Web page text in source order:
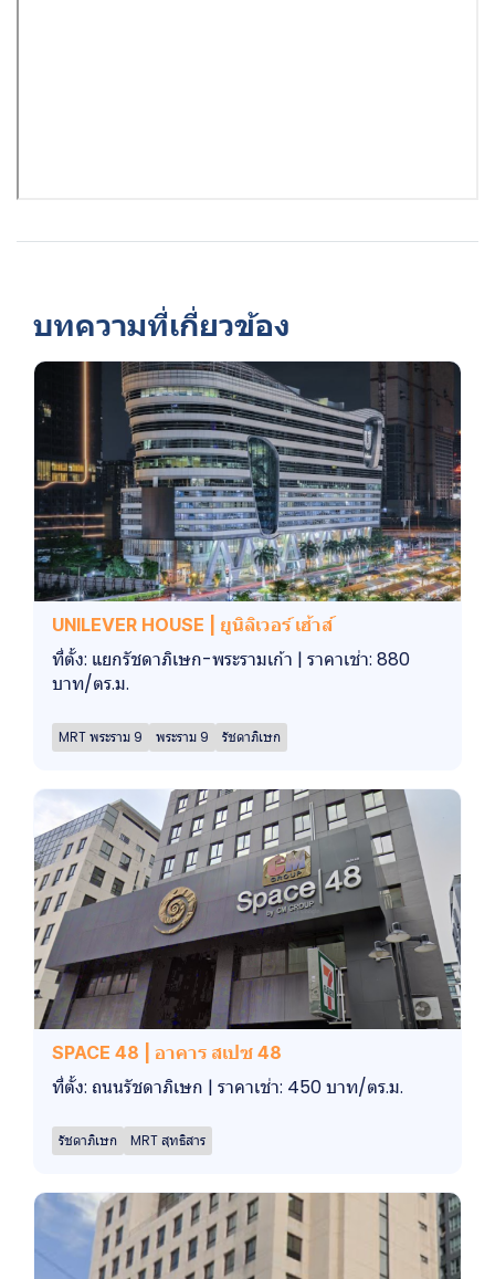
บทความที่เกี่ยวข้อง
UNILEVER HOUSE | ยูนิลิเวอร์ เฮ้าส์
ที่ตั้ง: แยกรัชดาภิเษก-พระรามเก้า | ราคาเช่า: 880
บาท/ตร.ม.
MRT พระราม 9 พระราม 9 รัชดาภิเษก
SPACE 48 | อาคาร สเปซ 48
ที่ตั้ง: ถนนรัชดาภิเษก | ราคาเช่า: 450 บาท/ตร.ม.
รัชดาภิเษก MRT สุทธิสาร